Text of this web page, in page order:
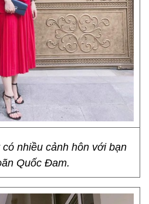
nhiều cảnh hôn với bạn
Quốc Đam.